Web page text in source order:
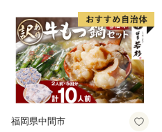
福岡県中間市